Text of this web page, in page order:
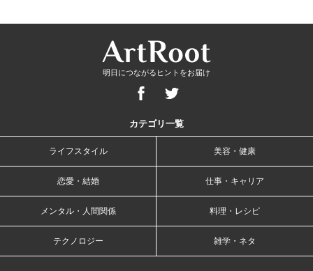
明日につながるヒントをお届け
カテゴリ一覧
ライフスタイル 美容・健康
恋愛・結婚 仕事・キャリア
メンタル・人間関係 料理・レシピ
テクノロジー 雑学・ネタ